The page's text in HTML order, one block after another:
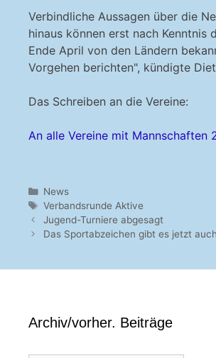
Verbindliche Aussagen über die
hinaus können erst nach
Ende April von den Ländern
Vorgehen berichten", kündigte
Das Schreiben an die Vereine:
An alle Vereine mit Mannschaften
Kategorien
News
Schlagwörter
Verbandsrunde Aktive
Jugend-Turniere abgesagt
Das Sportabzeichen gibt es jetzt
Archiv/vorher. Beiträge